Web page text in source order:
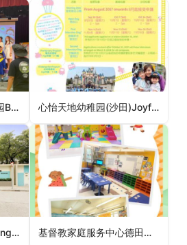
佛教曾果成中英文幼稚园Buddhist Tsang Kor Sing Anglo-Chinese Kindergarten（深水埗区幼稚园） 心怡天地幼稚园(沙田)Joyful World Kindergarten (Sha Tin)（沙田区幼稚园）
晶晶幼稚园(顺利分校)Jing Jing Kindergarten (Shun Lee Branch)（观塘区幼稚园） 基督教家庭服务中心德田幼稚园Christian Family Service Centre Tak Tin Kindergarten（观塘区幼稚园）